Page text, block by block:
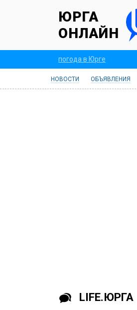
ЮРГА
ОНЛАЙН
погода в Юрге
НОВОСТИ ОБЪЯВЛЕНИЯ
LIFE.ЮРГА